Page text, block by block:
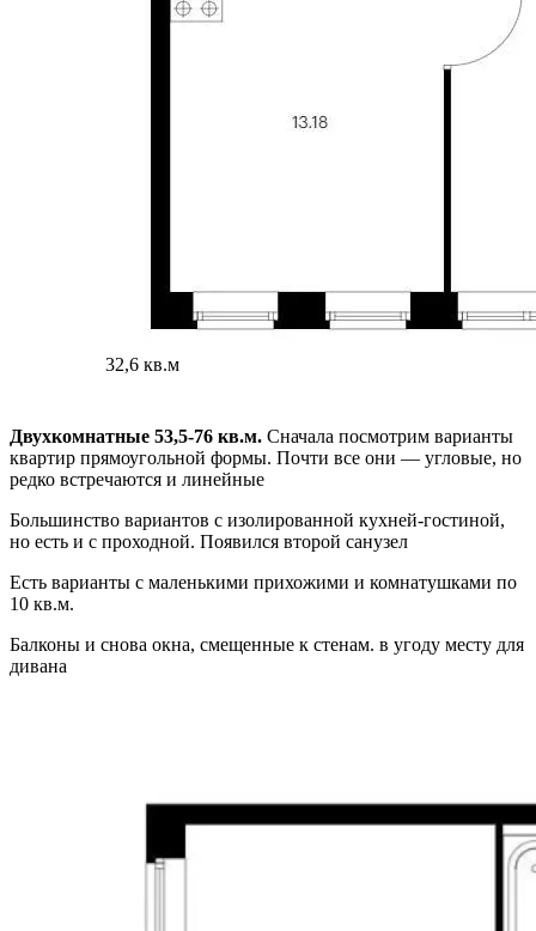
32,6 кв.м
Двухкомнатные 53,5-76 кв.м. Сначала посмотрим варианты
квартир прямоугольной формы. Почти все они — угловые, но
редко встречаются и линейные
Большинство вариантов с изолированной кухней-гостиной,
но есть и с проходной. Появился второй санузел
Есть варианты с маленькими прихожими и комнатушками по
10 кв.м.
Балконы и снова окна, смещенные к стенам. в угоду месту для
дивана